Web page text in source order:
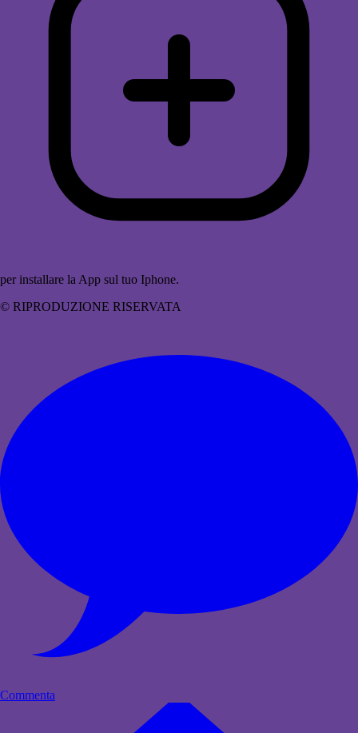
per installare la App sul tuo Iphone.
© RIPRODUZIONE RISERVATA
Commenta